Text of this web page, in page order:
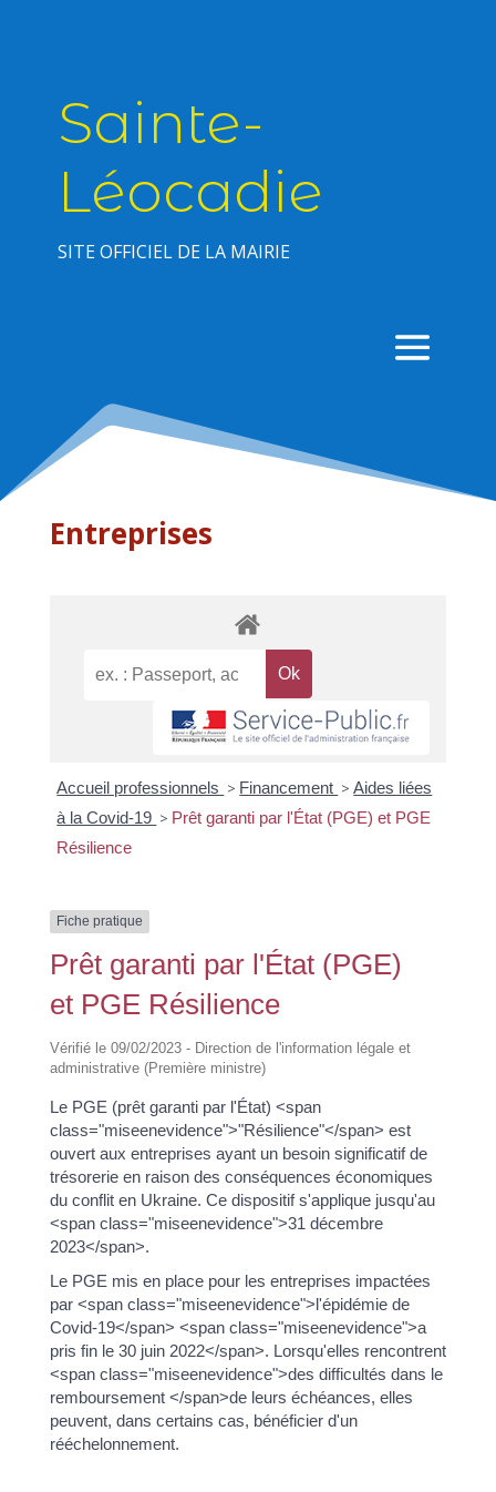
Sainte-
Léocadie
SITE OFFICIEL DE LA MAIRIE
Entreprises
Accueil professionnels > Financement > Aides liées
à la Covid-19 > Prêt garanti par l'État (PGE) et PGE
Résilience
Fiche pratique
Prêt garanti par l'État (PGE)
et PGE Résilience
Vérifié le 09/02/2023 - Direction de l'information légale et
administrative (Première ministre)
Le PGE (prêt garanti par l'État) <span
class="miseenevidence">"Résilience"</span> est
ouvert aux entreprises ayant un besoin significatif de
trésorerie en raison des conséquences économiques
du conflit en Ukraine. Ce dispositif s'applique jusqu'au
<span class="miseenevidence">31 décembre
2023</span>.
Le PGE mis en place pour les entreprises impactées
par <span class="miseenevidence">l'épidémie de
Covid-19</span> <span class="miseenevidence">a
pris fin le 30 juin 2022</span>. Lorsqu'elles rencontrent
<span class="miseenevidence">des difficultés dans le
remboursement </span>de leurs échéances, elles
peuvent, dans certains cas, bénéficier d'un
rééchelonnement.